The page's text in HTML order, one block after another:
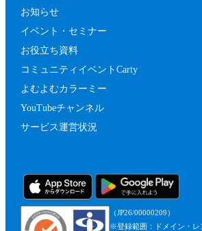
お知らせ
イベント・セミナー
お役立ち資料
コミュニティイベントCarty
よむよむカラーミー
YouTubeチャンネル
サービス運営状況
（JP26/00000209）
※登録範囲：ドメイン・レ